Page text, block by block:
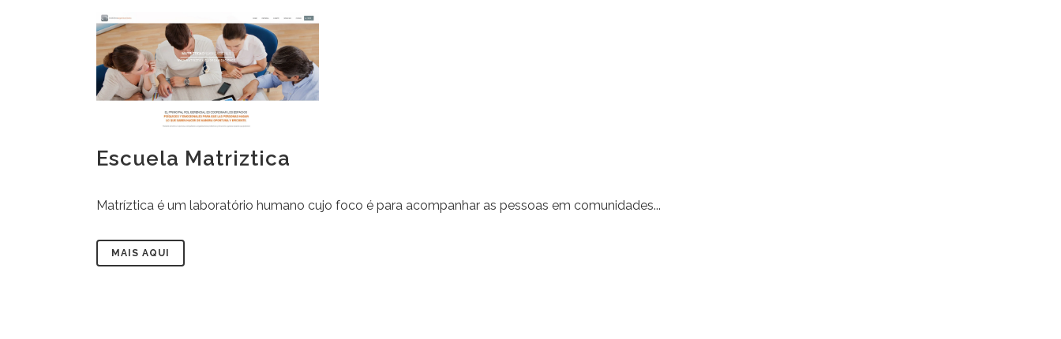
Escuela Matriztica
Matríztica é um laboratório humano cujo foco é para acompanhar as pessoas em comunidades...
MAIS AQUI